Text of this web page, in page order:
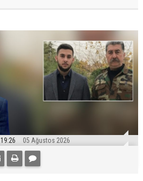
19:26 05 Ağustos 2026